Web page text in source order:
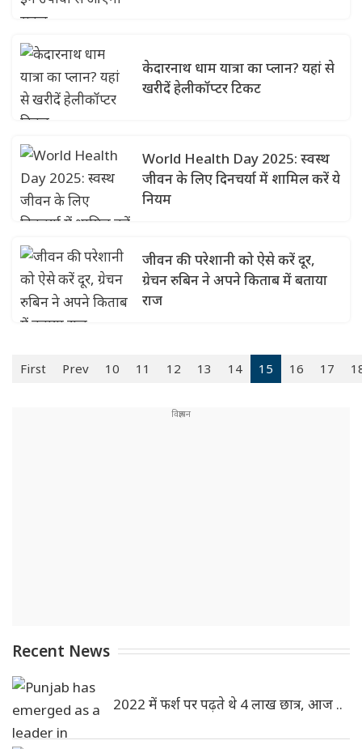
केदारनाथ धाम यात्रा का प्लान? यहां से
खरीदें हेलीकॉप्टर टिकट
World Health Day 2025: स्वस्थ
जीवन के लिए दिनचर्या में शामिल करें ये
नियम
जीवन की परेशानी को ऐसे करें दूर,
ग्रेचन रुबिन ने अपने किताब में बताया
राज
First Prev 10 11 12 13 14 15 16 17
Recent News
2022 में फर्श पर पढ़ते थे 4 लाख छात्र, आज ..